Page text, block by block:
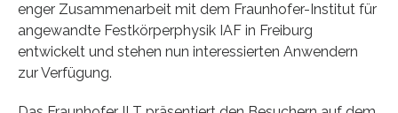
enger Zusammenarbeit mit dem Fraunhofer-Institut für
angewandte Festkörperphysik IAF in Freiburg
entwickelt und stehen nun interessierten Anwendern
zur Verfügung.